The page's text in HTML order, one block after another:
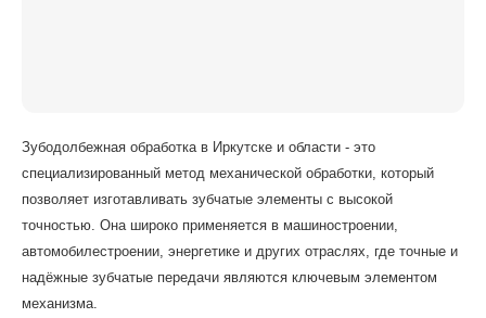
Зубодолбежная обработка в Иркутске и области - это
специализированный метод механической обработки, который
позволяет изготавливать зубчатые элементы с высокой
точностью. Она широко применяется в машиностроении,
автомобилестроении, энергетике и других отраслях, где точные и
надёжные зубчатые передачи являются ключевым элементом
механизма.